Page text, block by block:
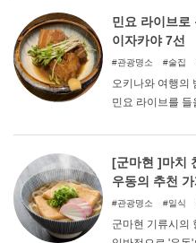
가게를 소개합니
했으니 꼭 참고하
니다.
민요 라이브로
이자카야 7선
관광명소 술집
오키나와 여행의
민요 라이브를
은 산신의 음색
맛있는 이자카야
[군마현 ]마치
우동의 추천
관광명소 일식
군마현 기류시의